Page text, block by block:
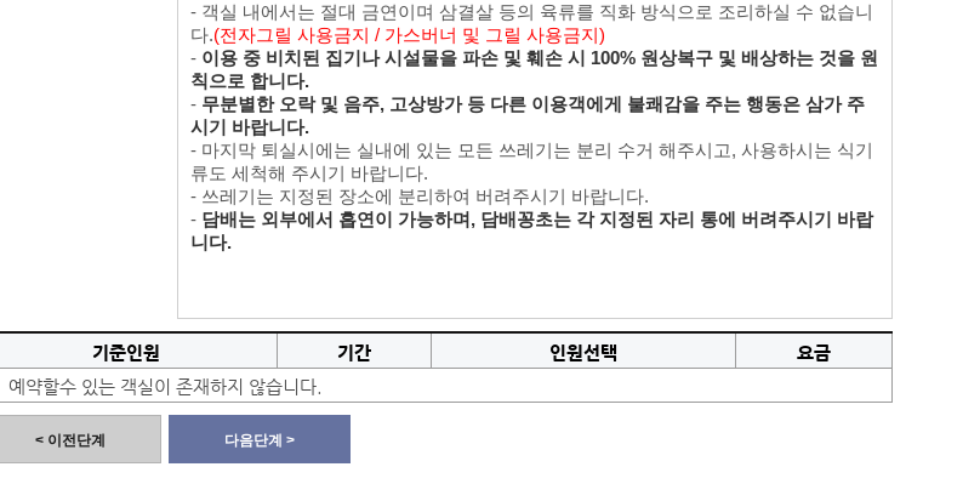
- 객실 내에서는 절대 금연이며 삼결살 등의 육류를 직화 방식으로 조리하실 수 없습니
다.(전자그릴 사용금지 / 가스버너 및 그릴 사용금지)
- 이용 중 비치된 집기나 시설물을 파손 및 훼손 시 100% 원상복구 및 배상하는 것을 원
칙으로 합니다.
- 무분별한 오락 및 음주, 고상방가 등 다른 이용객에게 불쾌감을 주는 행동은 삼가 주
시기 바랍니다.
- 마지막 퇴실시에는 실내에 있는 모든 쓰레기는 분리 수거 해주시고, 사용하시는 식기
류도 세척해 주시기 바랍니다.
- 쓰레기는 지정된 장소에 분리하여 버려주시기 바랍니다.
- 담배는 외부에서 흡연이 가능하며, 담배꽁초는 각 지정된 자리 통에 버려주시기 바랍
니다.
기준인원 기간 인원선택
요금
예약할수 있는 객실이 존재하지 않습니다.
< 이전단계 다음단계 >